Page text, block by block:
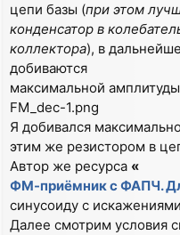
цепи базы (при этом
конденсатор в
коллектора), в
добиваются
максимальной
FM_dec-1.png
Я добивался
этим же резистором в
Автор же ресурса «
ФМ-приёмник с ФАПЧ.
синусоиду с
Далее смотрим условия